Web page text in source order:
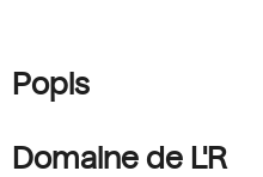
Popis
Domaine de L'R